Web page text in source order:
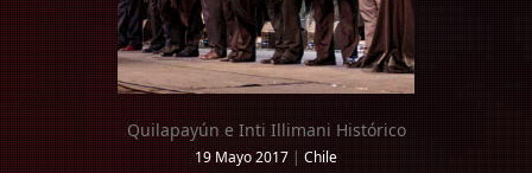
Quilapayún e Inti Illimani Histórico
19 Mayo 2017|Chile